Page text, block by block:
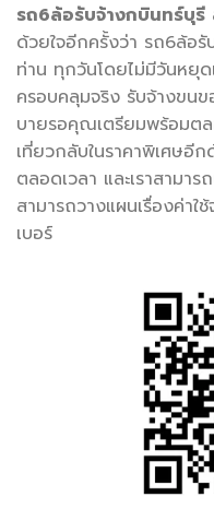
รถ6ล้อรับจ้างกบินทร์บุรี
ด้วยใจอีกครั้งว่า รถ6ล้อ
ท่าน ทุกวันโดยไม่มีวันหยุ
ครอบคลุมจริง รับจ้างขน
บายรอคุณเตรียมพร้อมต
เที่ยวกลับในราคาพิเศษอี
ตลอดเวลา และเราสามา
สามารถวางแผนเรื่องค่า
เบอร์